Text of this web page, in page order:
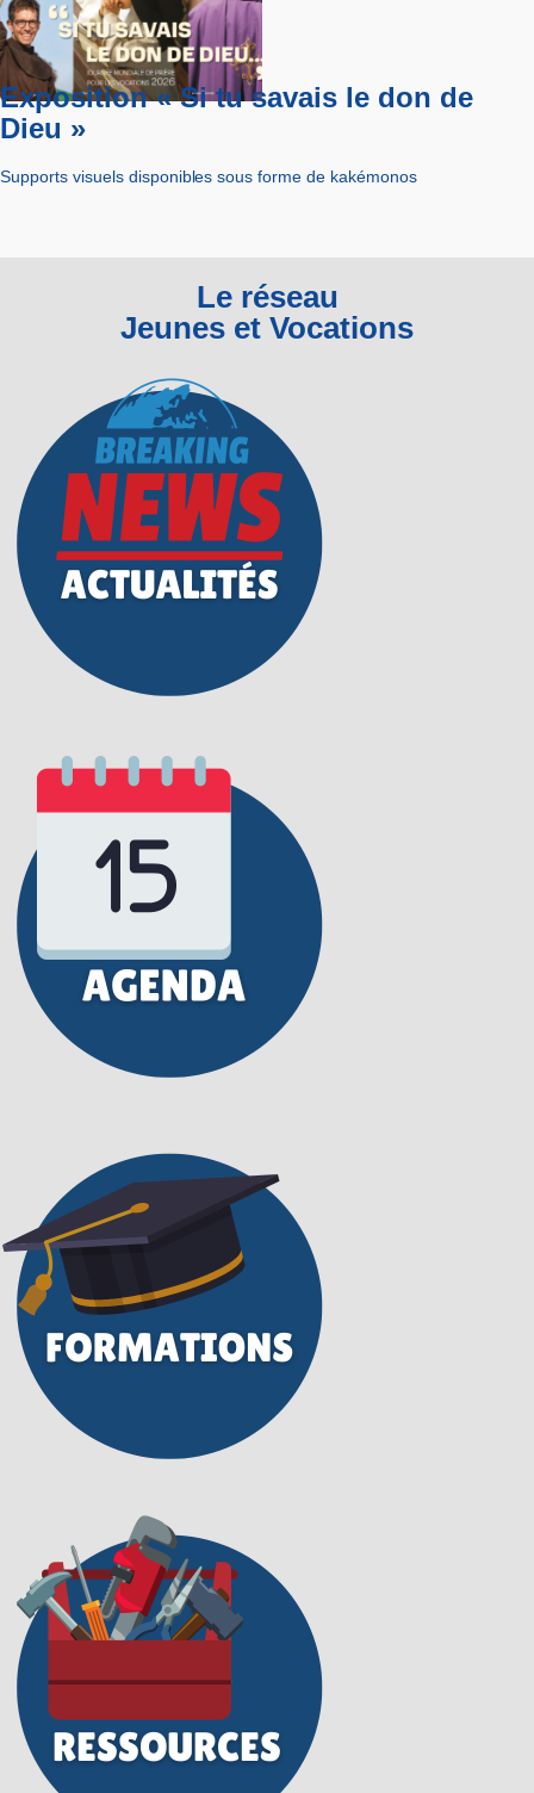
Exposition « Si tu savais le don de
Dieu »
Supports visuels disponibles sous forme de kakémonos
Le réseau
Jeunes et Vocations